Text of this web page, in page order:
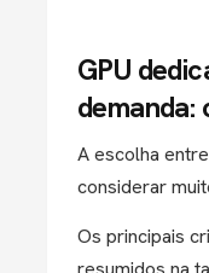
GPU
A escolha
considerar
Os principais